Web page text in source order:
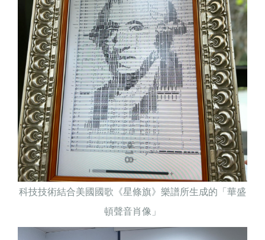
科技技術結合美國國歌《星條旗》樂譜所生成的「華盛
頓聲音肖像」